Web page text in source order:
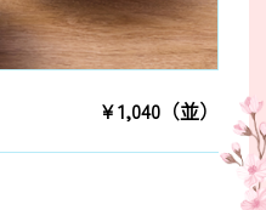
￥1,040（並）